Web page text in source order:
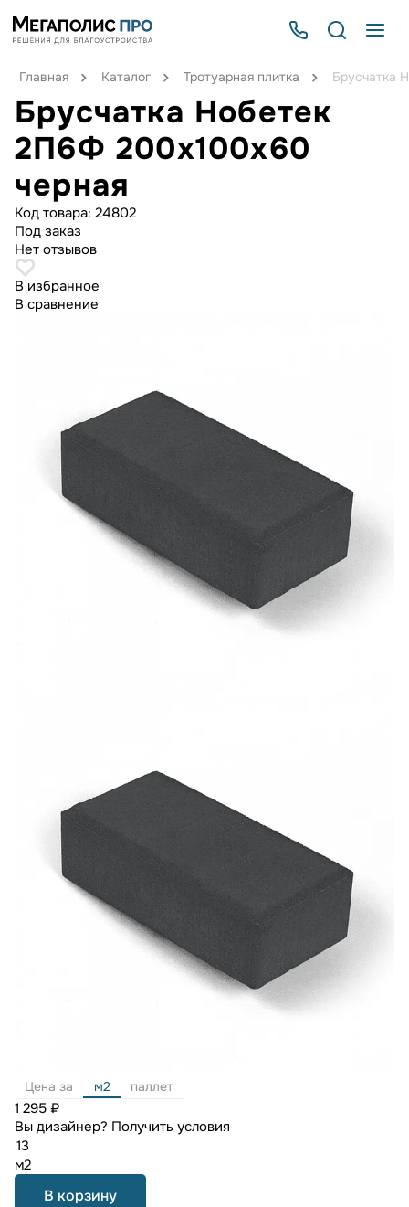
Главная Каталог Тротуарная плитка Брусчатка
Брусчатка Нобетек
2П6Ф 200x100x60
черная
Код товара: 24802
Под заказ
Нет отзывов
В избранное
В сравнение
Цена за м2 паллет
1 295 ₽
Вы дизайнер? Получить условия
м2
В корзину